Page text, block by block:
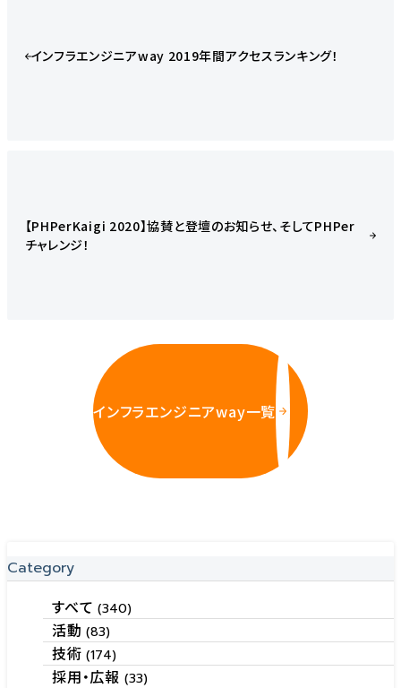
インフラエンジニアway 2019年間アクセスランキング！
【PHPerKaigi 2020】協賛と登壇のお知らせ、そしてPHPer
チャレンジ！
インフラエンジニアway一覧
Category
すべて(340)
活動(83)
技術(174)
採用・広報 (33)